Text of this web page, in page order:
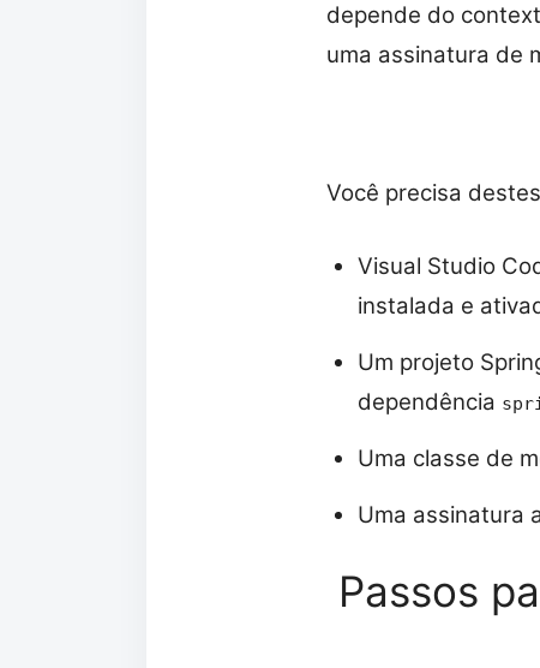
depende do
uma assinatura de
Você precisa
Visual Studio
instalada e
Um projeto
dependência
Uma classe de
Uma assinatura
Passos